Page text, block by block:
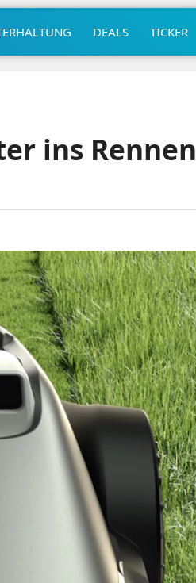
DEALS TICKER
ins Rennen